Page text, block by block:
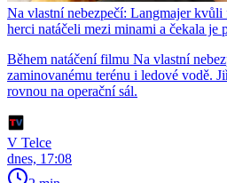
Na vlastní nebezpečí: Langmajer
herci natáčeli mezi minami a čekala je
Během natáčení filmu Na vlastní
zaminovanému terénu i ledové vodě.
rovnou na operační sál.
V Telce
dnes, 17:08